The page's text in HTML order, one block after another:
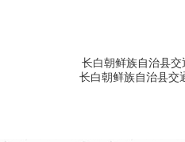
长白朝鲜族自治县
长白朝鲜族自治县交